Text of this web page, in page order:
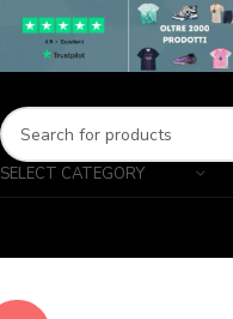
SELECT CATEGORY